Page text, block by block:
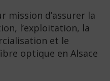
mission d’assurer la
l’exploitation, la
et le
optique en Alsace